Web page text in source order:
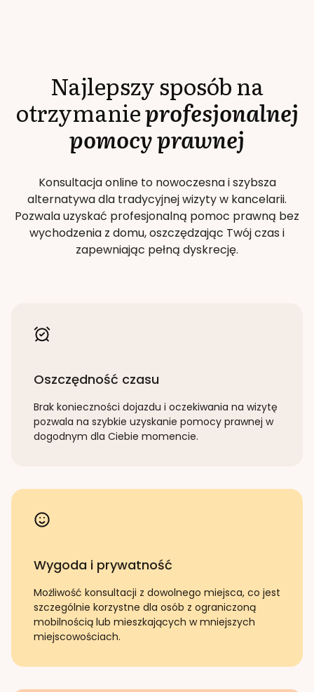
Najlepszy sposób na
otrzymanieprofesjonalnej
pomocy prawnej
Konsultacja online to nowoczesna i szybsza
alternatywa dla tradycyjnej wizyty w kancelarii.
Pozwala uzyskać profesjonalną pomoc prawną bez
wychodzenia z domu, oszczędzając Twój czas i
zapewniając pełną dyskrecję.
Oszczędność czasu
Brak konieczności dojazdu i oczekiwania na wizytę
pozwala na szybkie uzyskanie pomocy prawnej w
dogodnym dla Ciebie momencie.
Wygoda i prywatność
Możliwość konsultacji z dowolnego miejsca, co jest
szczególnie korzystne dla osób z ograniczoną
mobilnością lub mieszkających w mniejszych
miejscowościach.